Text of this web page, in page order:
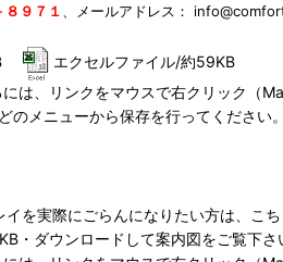
８９７１ 、メールアドレス：
エクセルファイル/約59KB
は、リンクをマウスで右クリック（
のメニューから保存を行ってください。
イを実際にごらんになりたい方は、こち
・ダウンロードして案内図をご覧下さ